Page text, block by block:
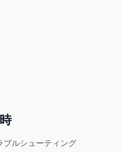
ブルシューティング